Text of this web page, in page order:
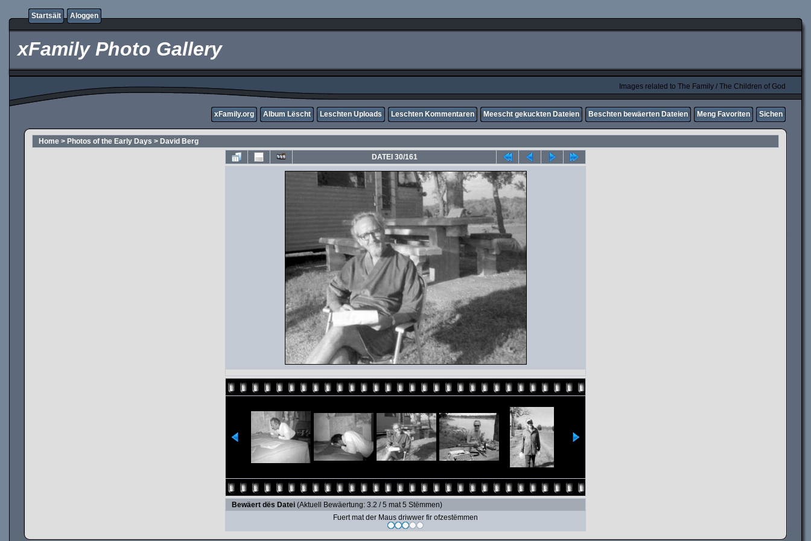
Startsäit Aloggen
xFamily Photo Gallery
Images related to The Family / The Children of God
xFamily.org Album Lëscht Leschten Uploads Leschten Kommentaren Meescht gekuckten Dateien Beschten bewäerten Dateien Meng Favoriten Sichen
Home > Photos of the Early Days > David Berg
DATEI 30/161
Bewäert dës Datei (Aktuell Bewäertung: 3.2 / 5 mat 5 Stëmmen)
Fuert mat der Maus driwwer fir ofzestëmmen